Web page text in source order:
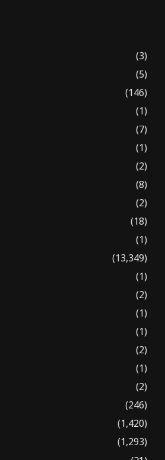
(3)
(5)
(146)
(1)
(7)
(1)
(2)
(8)
(2)
(18)
(1)
(13,349)
(1)
(2)
(1)
(1)
(2)
(1)
(2)
(246)
(1,420)
(1,293)